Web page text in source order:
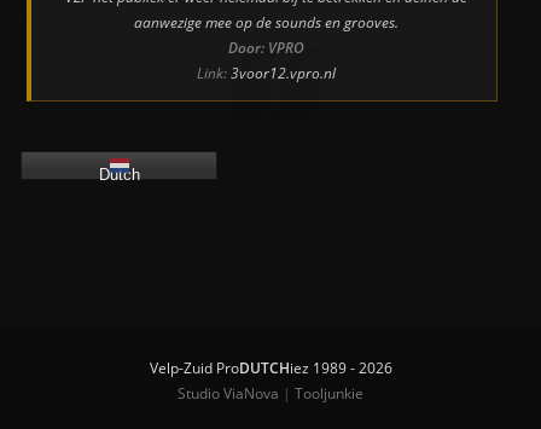
aanwezige mee op de sounds en grooves.
Door: VPRO
Link:3voor12.vpro.nl
Dutch
Velp-Zuid ProDUTCHiez 1989 - 2026
Studio ViaNova | Tooljunkie